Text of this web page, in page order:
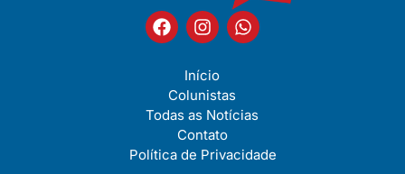
Início
Colunistas
Todas as Notícias
Contato
Política de Privacidade